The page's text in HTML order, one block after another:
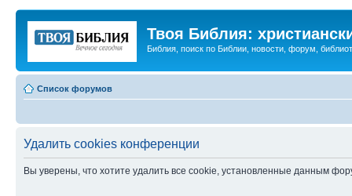
Твоя Библия:
Библия, поиск по Библии, новости, форум,
Список форумов
Удалить cookies конференции
Вы уверены, что хотите удалить все cookie, установленные данным